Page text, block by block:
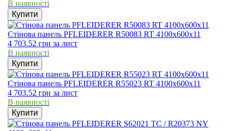
В наявності
Купити
Стінова панель PFLEIDERER R50083 RT 4100x600x11
4 703.52 грн за лист
В наявності
Купити
Стінова панель PFLEIDERER R55023 RT 4100x600x11
4 703.52 грн за лист
В наявності
Купити